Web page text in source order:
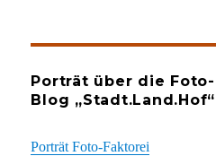
Porträt über die
Blog „Stadt.Land.Hof“
Porträt Foto-Faktorei